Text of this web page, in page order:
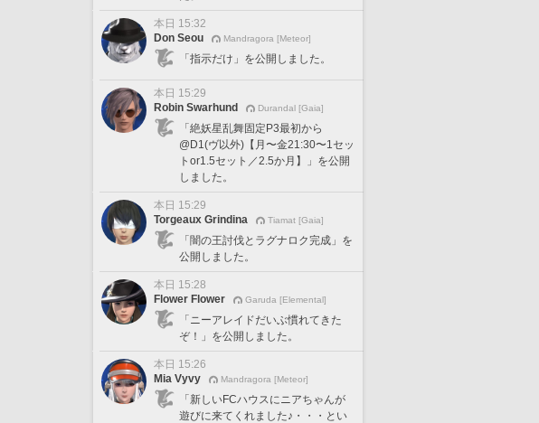
本日 15:32
Don Seou
Mandragora [Meteor]
「指示だけ」を公開しました。
本日 15:29
Robin Swarhund
Durandal [Gaia]
「絶妖星乱舞固定P3最初から
@D1(ヴ以外)【月〜金21:30〜1セッ
トor1.5セット／2.5か月】」を公開
しました。
本日 15:29
Torgeaux Grindina
Tiamat [Gaia]
「闇の王討伐とラグナロク完成」を
公開しました。
本日 15:28
Flower Flower
Garuda [Elemental]
「ニーアレイドだいぶ慣れてきた
ぞ！」を公開しました。
本日 15:26
Mia Vyvy
Mandragora [Meteor]
「新しいFCハウスにニアちゃんが
遊びに来てくれました♪・・・とい